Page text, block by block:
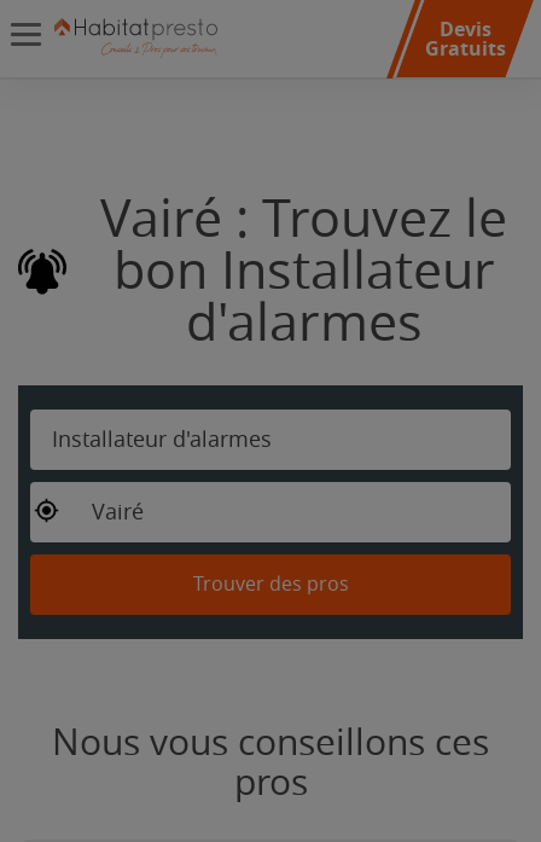
Devis
Gratuits
Vairé : Trouvez le
bon Installateur
d'alarmes
Installateur d'alarmes
Vairé
Trouver des pros
Nous vous conseillons ces
pros